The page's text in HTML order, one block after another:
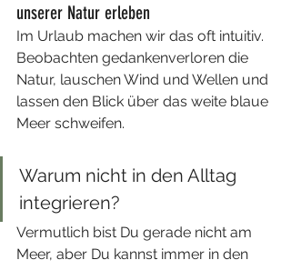
unserer Natur erleben
Im Urlaub machen wir das oft intuitiv.
Beobachten gedankenverloren die
Natur, lauschen Wind und Wellen und
lassen den Blick über das weite blaue
Meer schweifen.
Warum nicht in den Alltag
integrieren?
Vermutlich bist Du gerade nicht am
Meer, aber Du kannst immer in den